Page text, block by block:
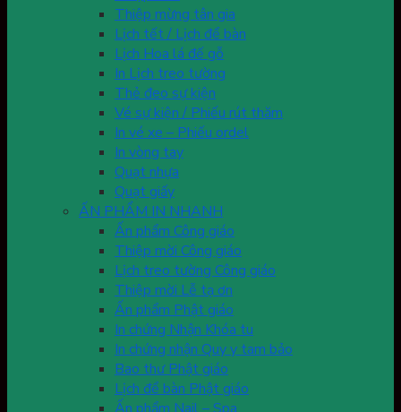
Thiệp mừng tân gia
Lịch tết / Lịch để bàn
Lịch Hoa lá đế gỗ
In Lịch treo tường
Thẻ đeo sự kiện
Vé sự kiện / Phiếu rút thăm
In vé xe – Phiếu ordel
In vòng tay
Quạt nhựa
Quạt giấy
ẤN PHẨM IN NHANH
Ấn phẩm Công giáo
Thiệp mời Công giáo
Lịch treo tường Công giáo
Thiệp mời Lễ tạ ơn
Ấn phẩm Phật giáo
In chứng Nhận Khóa tu
In chứng nhận Quy y tam bảo
Bao thư Phật giáo
Lịch để bàn Phật giáo